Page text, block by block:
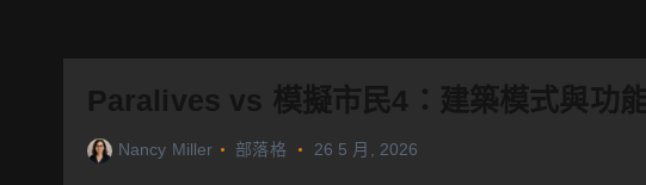
Paralives vs 模擬市民4：建築模式與功
Nancy Miller 部落格 26 5 月, 2026